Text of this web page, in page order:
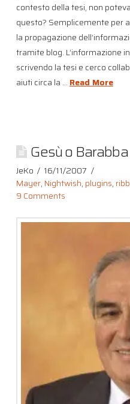
contesto della tesi, non
questo? Semplicemente per
la propagazione
tramite blog. L’informazione
scrivendo la tesi e cerco
aiuti circa la … Read More
Gesù o Barabba
JeKo
16/11/2007
Mayer, Nightwish, plugins,
9 Comments